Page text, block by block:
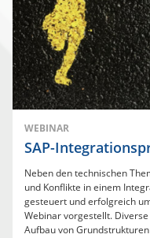
WEBINAR
SAP-
Neben den technischen
und Konflikte in einem
gesteuert und erfolgreich
Webinar vorgestellt.
Aufbau von